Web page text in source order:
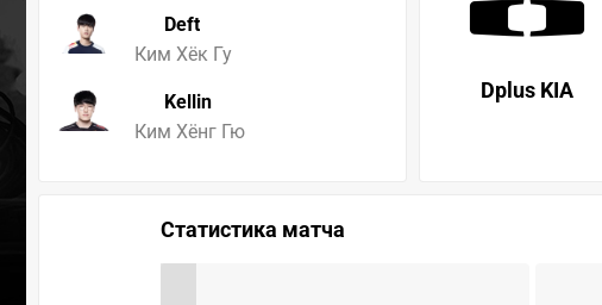
Deft
Ким Хёк Гу
Kellin
Ким Хёнг Гю
Dplus KIA
Статистика матча